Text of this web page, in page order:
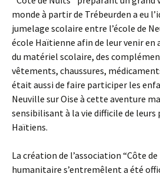
monde à partir de Trébeurden a eu
jumelage scolaire entre l’école de
école Haïtienne afin de leur venir en
du matériel scolaire, des
vêtements, chaussures,
était aussi de faire participer les
Neuville sur Oise à cette aventure
sensibilisant à la vie difficile de leurs
Haïtiens.
La création de l’association “Côte
humanitaire s’entremêlent a été